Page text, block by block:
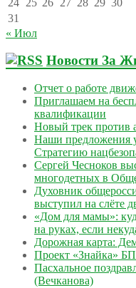
31
« Июл
Новости За
Отчет о работе
Приглашаем на
квалификации
Новый трек против
Наши предложения
Стратегию
Сергей Чесноков
многодетных в
Духовник
выступил на слёте
«Дом для мамы»:
на руках, если
Дорожная карта:
Проект «Знайка»
Пасхальное
(Вечканова)